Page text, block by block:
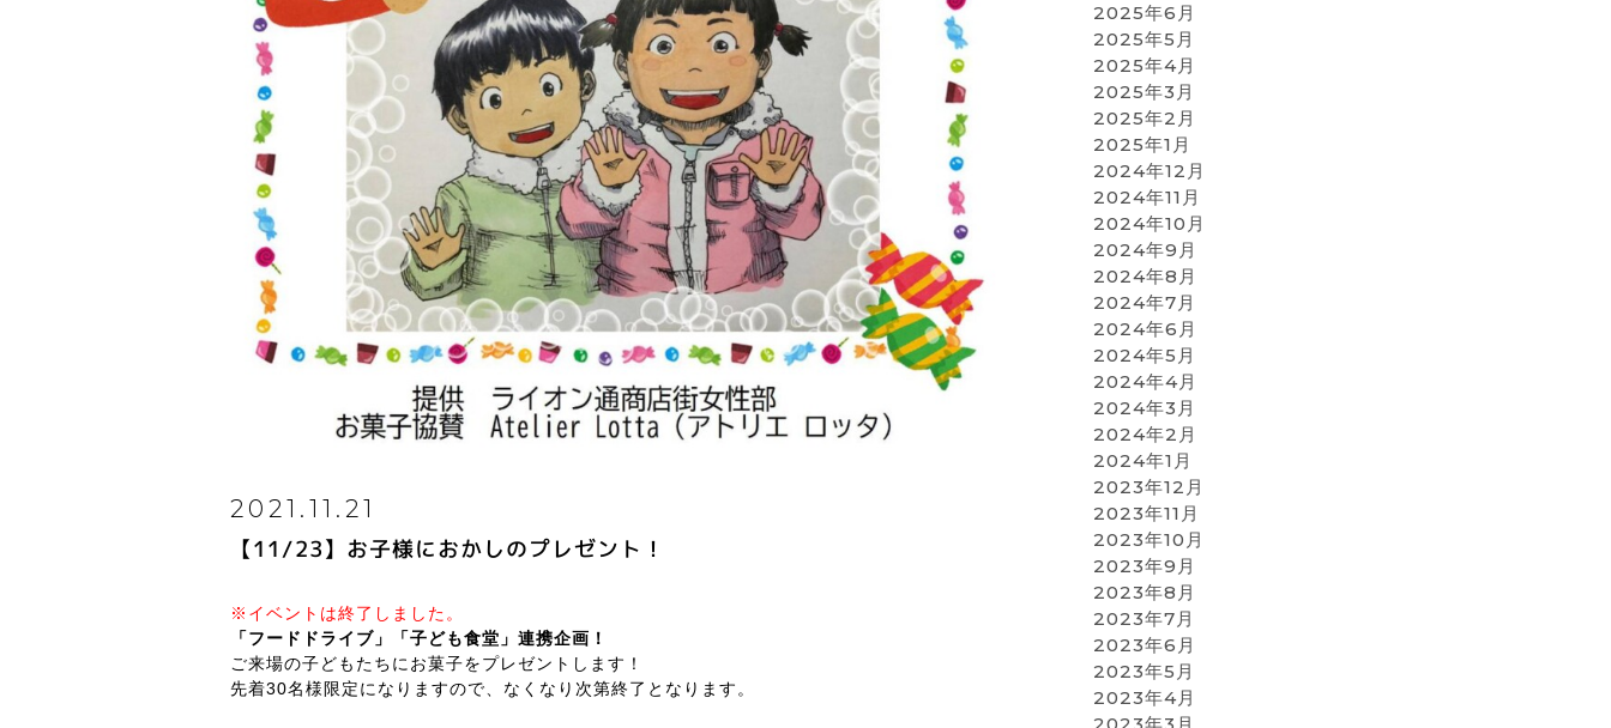
2025年6月
2025年5月
2025年4月
2025年3月
2025年2月
2025年1月
2024年12月
2024年11月
2024年10月
2024年9月
2024年8月
2024年7月
2024年6月
2024年5月
2024年4月
2024年3月
2024年2月
2024年1月
2023年12月
2023年11月
2023年10月
2023年9月
2023年8月
2023年7月
2023年6月
2023年5月
2023年4月
2021.11.21
【11/23】お子様におかしのプレゼント！
※イベントは終了しました。
「フードドライブ」「子ども食堂」連携企画！
ご来場の子どもたちにお菓子をプレゼントします！
先着30名様限定になりますので、なくなり次第終了となります。